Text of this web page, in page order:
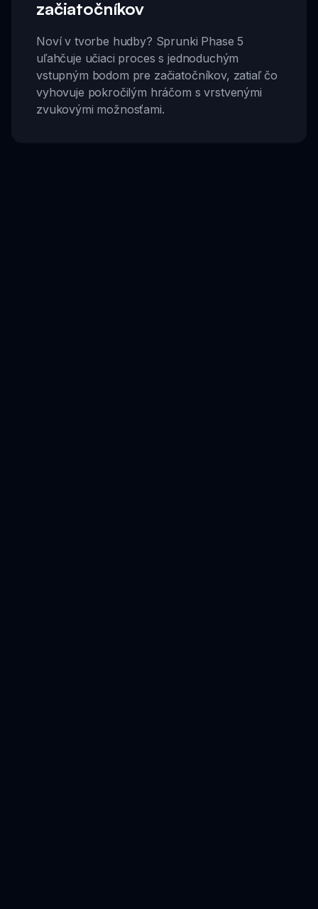
začiatočníkov
Noví v tvorbe hudby? Sprunki Phase 5
uľahčuje učiaci proces s jednoduchým
vstupným bodom pre začiatočníkov, zatiaľ čo
vyhovuje pokročilým hráčom s vrstvenými
zvukovými možnosťami.